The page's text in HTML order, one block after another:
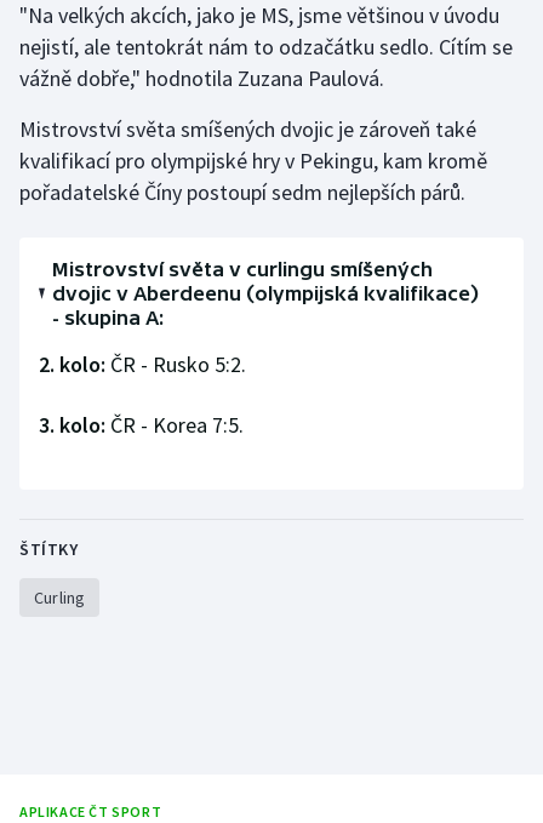
Judo
Krasobruslení
Lezení
Lyže a snowboard
Motorsport
Olympijské hry
Parasport
Plážový volejbal
Ragby
"Na velkých akcích, jako je MS, jsme většinou v úvodu
nejistí, ale tentokrát nám to odzačátku sedlo. Cítím se
vážně dobře," hodnotila Zuzana Paulová.
Mistrovství světa smíšených dvojic je zároveň také
kvalifikací pro olympijské hry v Pekingu, kam kromě
pořadatelské Číny postoupí sedm nejlepších párů.
Mistrovství světa v curlingu smíšených
dvojic v Aberdeenu (olympijská kvalifikace)
- skupina A:
2. kolo: ČR - Rusko 5:2.
3. kolo: ČR - Korea 7:5.
ŠTÍTKY
Curling
APLIKACE ČT SPORT